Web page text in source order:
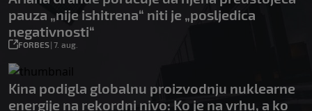
pauza „nije ishitrena“ niti je „posljedica
negativnosti“
FORBES| 7. aug.
Kina podigla globalnu proizvodnju nuklearne
energije na rekordni nivo: Ko je na vrhu, a ko